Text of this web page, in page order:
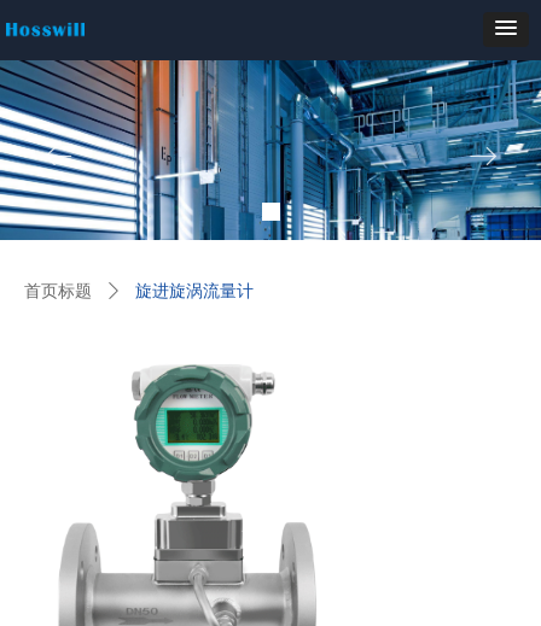
首页标题 ꄲ 旋进旋涡流量计
ꂃ ꁹ